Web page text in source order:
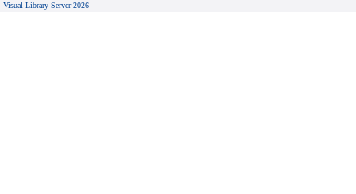
Visual Library Server 2026